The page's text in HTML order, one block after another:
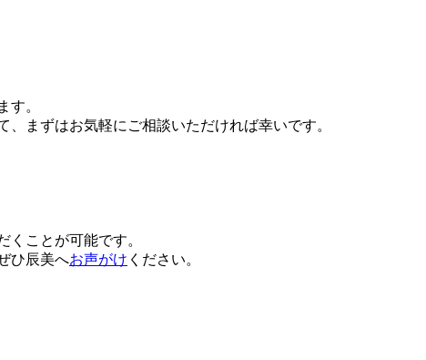
す。
まずはお気軽にご相談いただければ幸いです。
ことが可能です。
ひ辰美へお声がけ ください。